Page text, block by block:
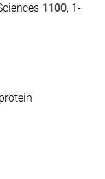
1100, 1-